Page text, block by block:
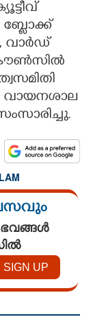
ബ്ലോക്ക്
വാർഡ്
കൗൺസിൽ